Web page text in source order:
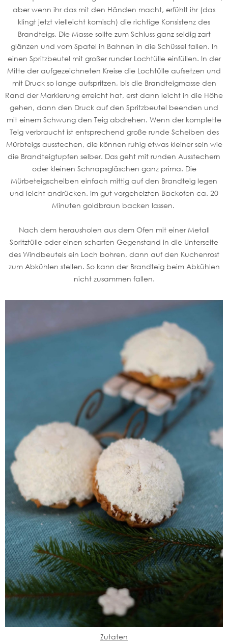
aber wenn ihr das mit den Händen macht, erfühlt ihr (das
klingt jetzt vielleicht komisch) die richtige Konsistenz des
Brandteigs. Die Masse sollte zum Schluss ganz seidig zart
glänzen und vom Spatel in Bahnen in die Schüssel fallen. In
einen Spritzbeutel mit großer runder Lochtülle einfüllen. In der
Mitte der aufgezeichneten Kreise die Lochtülle aufsetzen und
mit Druck so lange aufspritzen, bis die Brandteigmasse den
Rand der Markierung erreicht hat, erst dann leicht in die Höhe
gehen, dann den Druck auf den Spritzbeutel beenden und
mit einem Schwung den Teig abdrehen. Wenn der komplette
Teig verbraucht ist entsprechend große runde Scheiben des
Mürbteigs ausstechen, die können ruhig etwas kleiner sein wie
die Brandteigtupfen selber. Das geht mit runden Ausstechern
oder kleinen Schnapsgläschen ganz prima. Die
Mürbeteigscheiben einfach mittig auf den Brandteig legen
und leicht andrücken. Im gut vorgeheizten Backofen ca. 20
Minuten goldbraun backen lassen.
Nach dem herausholen aus dem Ofen mit einer Metall
Spritztülle oder einen scharfen Gegenstand in die Unterseite
des Windbeutels ein Loch bohren, dann auf den Kuchenrost
zum Abkühlen stellen. So kann der Brandteig beim Abkühlen
nicht zusammen fallen.
Zutaten